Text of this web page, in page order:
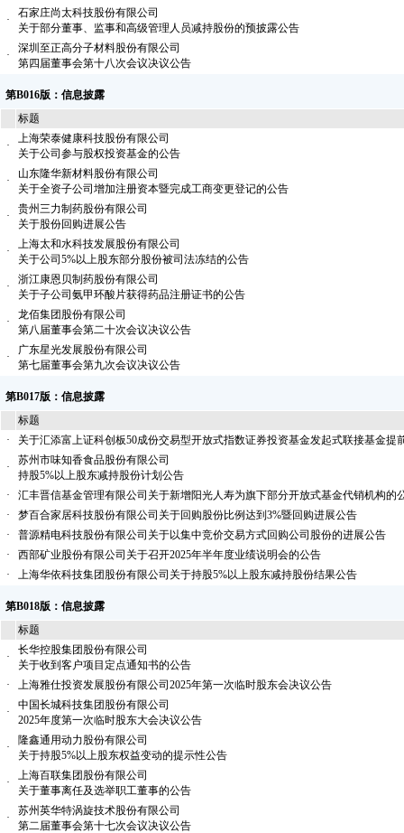
·
石家庄尚太科技股份有限公司
关于部分董事、监事和高级管理人员减持股份的预披露公告
·
深圳至正高分子材料股份有限公司
第四届董事会第十八次会议决议公告
第B016版：信息披露
标题
·
上海荣泰健康科技股份有限公司
关于公司参与股权投资基金的公告
·
山东隆华新材料股份有限公司
关于全资子公司增加注册资本暨完成工商变更登记的公告
·
贵州三力制药股份有限公司
关于股份回购进展公告
·
上海太和水科技发展股份有限公司
关于公司5%以上股东部分股份被司法冻结的公告
·
浙江康恩贝制药股份有限公司
关于子公司氨甲环酸片获得药品注册证书的公告
·
龙佰集团股份有限公司
第八届董事会第二十次会议决议公告
·
广东星光发展股份有限公司
第七届董事会第九次会议决议公告
第B017版：信息披露
标题
·
关于汇添富上证科创板50成份交易型开放式指数证券投资基金发起式联接基金提
·
苏州市味知香食品股份有限公司
持股5%以上股东减持股份计划公告
·
汇丰晋信基金管理有限公司关于新增阳光人寿为旗下部分开放式基金代销机构的
·
梦百合家居科技股份有限公司关于回购股份比例达到3%暨回购进展公告
·
普源精电科技股份有限公司关于以集中竞价交易方式回购公司股份的进展公告
·
西部矿业股份有限公司关于召开2025年半年度业绩说明会的公告
·
上海华依科技集团股份有限公司关于持股5%以上股东减持股份结果公告
第B018版：信息披露
标题
·
长华控股集团股份有限公司
关于收到客户项目定点通知书的公告
·
上海雅仕投资发展股份有限公司2025年第一次临时股东会决议公告
·
中国长城科技集团股份有限公司
2025年度第一次临时股东大会决议公告
·
隆鑫通用动力股份有限公司
关于持股5%以上股东权益变动的提示性公告
·
上海百联集团股份有限公司
关于董事离任及选举职工董事的公告
·
苏州英华特涡旋技术股份有限公司
第二届董事会第十七次会议决议公告